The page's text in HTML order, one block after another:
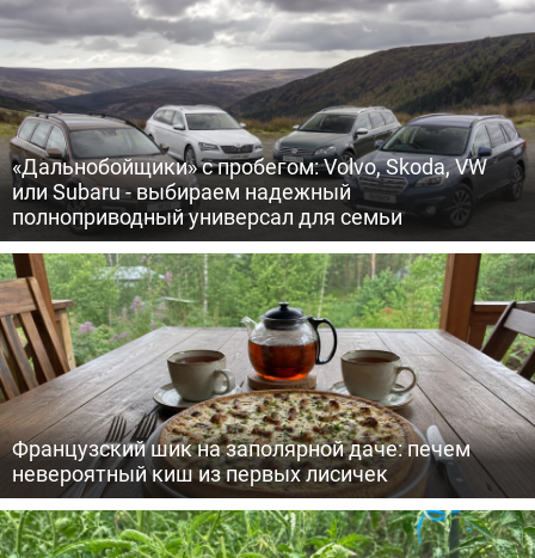
«Дальнобойщики» с пробегом: Volvo, Skoda, VW
или Subaru - выбираем надежный
полноприводный универсал для семьи
Французский шик на заполярной даче: печем
невероятный киш из первых лисичек